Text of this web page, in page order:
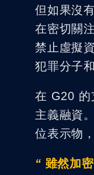
但如果沒
在密切關
禁止虛擬
犯罪分子
在 G20 的
主義融資
位表示物
“ 雖然加